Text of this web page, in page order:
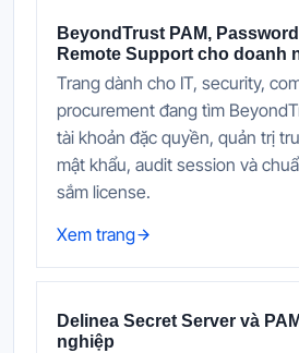
BeyondTrust PAM,
Remote Support cho doanh
Trang dành cho IT, security,
procurement đang tìm
tài khoản đặc quyền, quản trị
mật khẩu, audit session và
sắm license.
Xem trang
Delinea Secret Server và
nghiệp